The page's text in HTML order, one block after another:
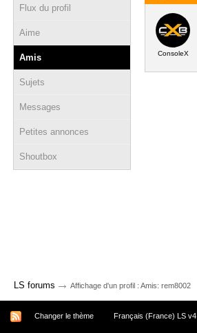
Flux du profil
Aime
Amis
Sujets
Messages
Petites annonces
Shoutbox
ConsoleX
LS forums → Affichage d'un profil : Amis: rem8002
Changer le thème Français (France) LS v4